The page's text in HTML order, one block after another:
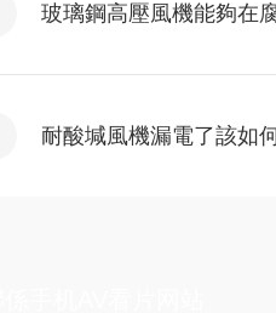
玻璃鋼高壓風機能夠在
耐酸堿風機漏電了該如